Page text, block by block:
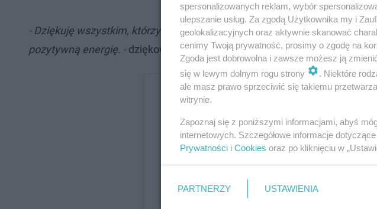
- Dziękuję wszystkim, którzy przesyłali miłe wiadomości, myśli, modlitwy
pozytywną energię. -dziękowała gwiazda w opisie zdjęcia na Instagramie.
spersonalizowanych reklam, wybór
ulepszanie usług. Za zgodą Użytkownika my i
geolokalizacyjnych oraz aktywnie skanować
cenimy Twoją prywatność, prosimy o zgodę na
Zgoda jest dobrowolna i zawsze możesz ją
się w lewym dolnym rogu strony
. Niektóre
ale masz prawo sprzeciwić się takiemu
witrynie.
Zapoznaj się z poniższymi informacjami, abyś
internetowych. Szczegółowe informacje
Prywatności i Cookies oraz po kliknięciu w
PARTNERZY USTAWIENIA